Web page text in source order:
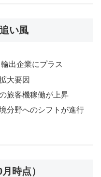
い風
輸出企業にプラス
大要因
旅客機稼働が上昇
分野へのシフトが進行
時点）